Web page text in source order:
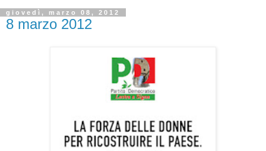
giovedì, marzo 08, 2012
8 marzo 2012